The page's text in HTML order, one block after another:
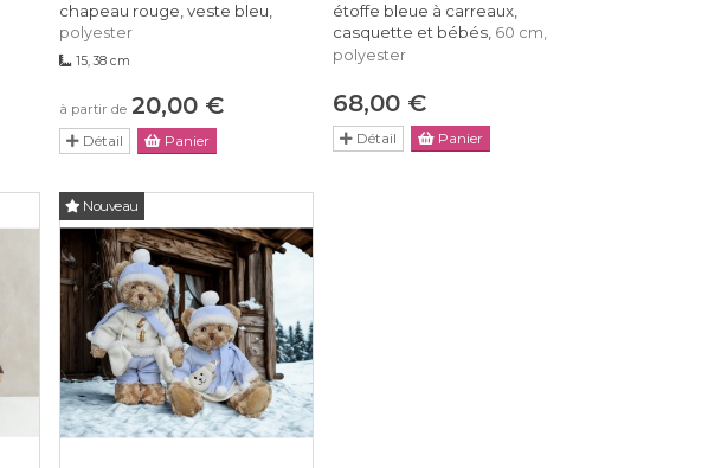
chapeau rouge, veste bleu,
polyester
15, 38 cm
à partir de 20,00 €
Détail Panier
étoffe bleue à carreaux,
casquette et bébés, 60 cm,
polyester
68,00 €
Détail Panier
Nouveau